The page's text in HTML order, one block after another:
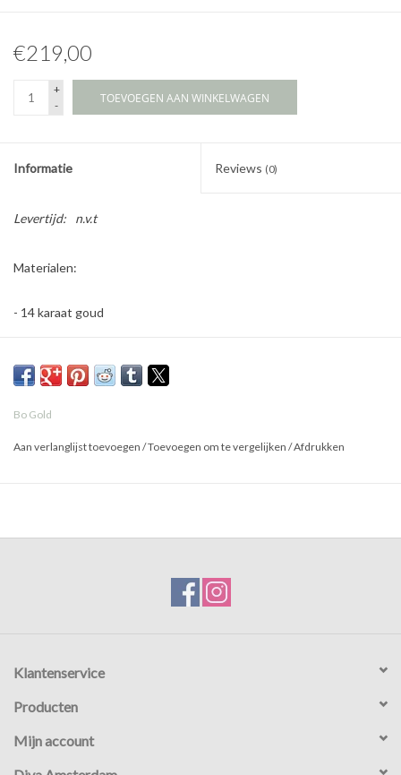
€219,00
+
-
TOEVOEGEN AAN WINKELWAGEN
Informatie Reviews (0)
Levertijd: n.v.t
Materialen:
- 14 karaat goud
Bo Gold
Aan verlanglijst toevoegen /Toevoegen om te vergelijken /Afdrukken
Klantenservice
Producten
Mijn account